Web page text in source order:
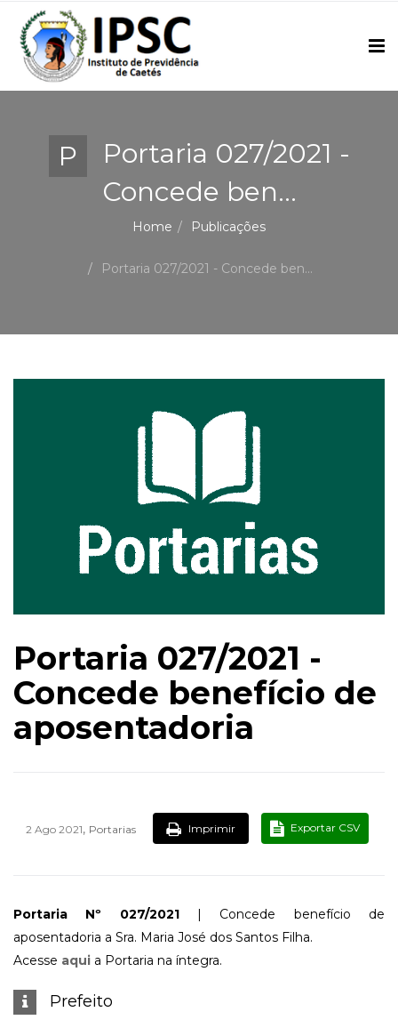
P
Portaria 027/2021 -
Concede ben...
Home Publicações
Portaria 027/2021 - Concede ben...
Portaria 027/2021 -
Concede benefício de
aposentadoria
2 Ago 2021, Portarias Imprimir Exportar CSV
Portaria Nº 027/2021| Concede benefício de
aposentadoria a Sra. Maria José dos Santos Filha.
Acesse aqui a Portaria na íntegra.
Prefeito